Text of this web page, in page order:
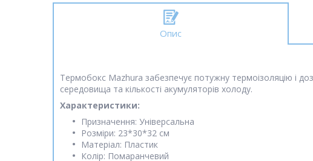
Опис
Термобокс Mazhura забезпечує потужну термоізоляцію і
середовища та кількості акумуляторів холоду.
Характеристики:
Призначення: Універсальна
Розміри: 23*30*32 см
Матеріал: Пластик
Колір: Помаранчевий